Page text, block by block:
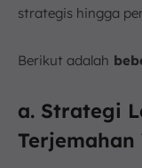
strategis hingga
Berikut adalah
a. Strategi
Terjemahan